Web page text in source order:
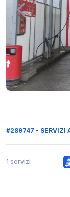
#289747 - SERVIZI
1 servizi